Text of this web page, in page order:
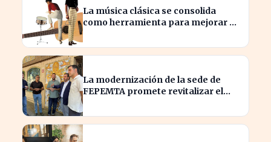
La música clásica se consolida
como herramienta para mejorar el
La modernización de la sede de
FEPEMTA promete revitalizar el